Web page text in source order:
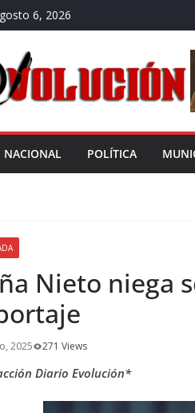
6, 2026
NACIONAL POLÍTICA
Nieto niega
2025 271 Views
Diario Evolución*